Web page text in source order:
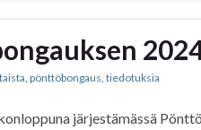
, pönttöbongaus, tiedotuksia
järjestämässä